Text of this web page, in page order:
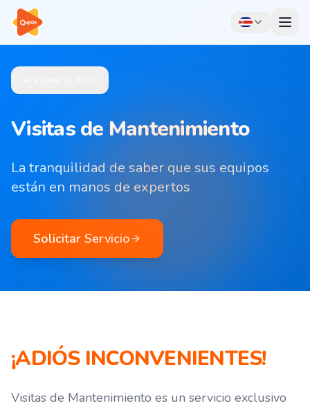
Visitas de Mantenimiento
La tranquilidad de saber que sus equipos
están en manos de expertos
Solicitar Servicio
¡ADIÓS INCONVENIENTES!
Visitas de Mantenimiento es un servicio exclusivo